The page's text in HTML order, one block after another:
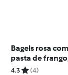
Bagels rosa com
pasta de
abacate e folhas
4.3 (4)